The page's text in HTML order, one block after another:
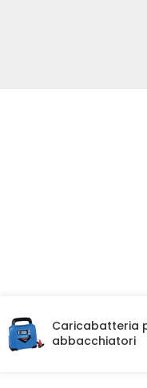
Caricabatteria
abbacchiatori